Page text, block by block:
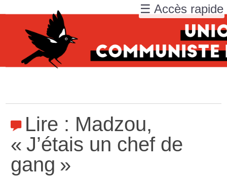
Lire : Madzou,
« J’étais un chef de
gang »
☰ Accès rapide